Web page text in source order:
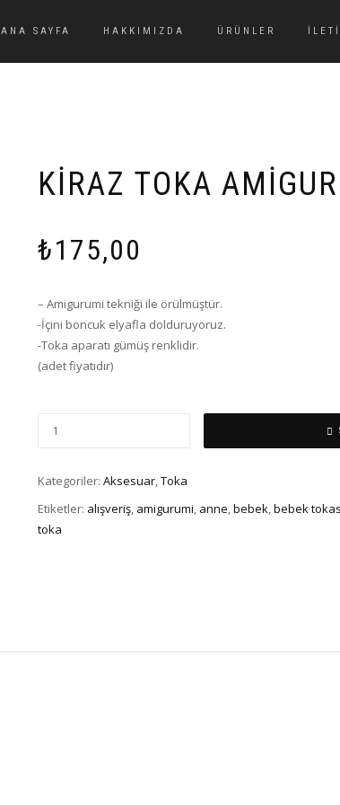
ANA SAYFA HAKKIMIZDA ÜRÜNLER
KIRAZ TOKA
₺175,00
– Amigurumi tekniği ile örülmüştür.
-İçini boncuk elyafla dolduruyoruz.
-Toka aparatı gümüş renklidir.
(adet fiyatıdır)
Kategoriler: Aksesuar,Toka
Etiketler: alışveriş, amigurumi, anne,bebek,bebek
toka